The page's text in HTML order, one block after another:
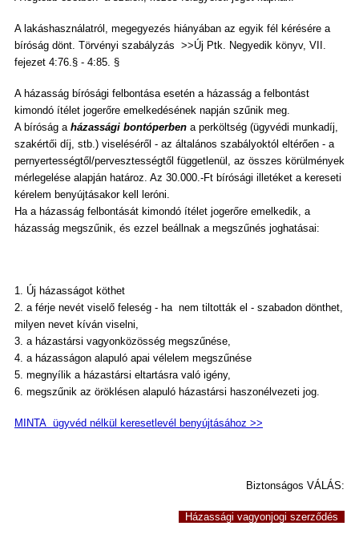
A lakáshasználatról, megegyezés hiányában az egyik fél kérésére a
bíróság dönt. Törvényi szabályzás >>Új Ptk. Negyedik könyv, VII.
fejezet 4:76.§ - 4:85. §
A házasság bírósági felbontása esetén a házasság a felbontást
kimondó ítélet jogerőre emelkedésének napján szűnik meg.
A bíróság a házassági bontóperben a perköltség (ügyvédi munkadíj,
szakértői díj, stb.) viseléséről - az általános szabályoktól eltérően - a
pernyertességtől/pervesztességtől függetlenül, az összes körülmények
mérlegelése alapján határoz. Az 30.000.-Ft bírósági illetéket a kereseti
kérelem benyújtásakor kell leróni.
Ha a házasság felbontását kimondó ítélet jogerőre emelkedik, a
házasság megszűnik, és ezzel beállnak a megszűnés joghatásai:
1. Új házasságot köthet
2. a férje nevét viselő feleség - ha nem tiltották el - szabadon dönthet,
milyen nevet kíván viselni,
3. a házastársi vagyonközösség megszűnése,
4. a házasságon alapuló apai vélelem megszűnése
5. megnyílik a házastársi eltartásra való igény,
6. megszűnik az öröklésen alapuló házastársi haszonélvezeti jog.
MINTA ügyvéd nélkül keresetlevél benyújtásához >>
Biztonságos VÁLÁS:
Házassági vagyonjogi szerződés